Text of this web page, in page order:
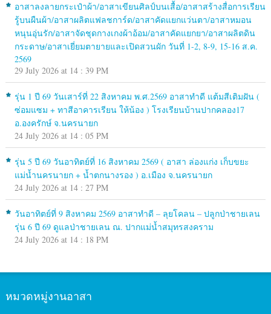
อาสาลงลายกระเป๋าผ้า/อาสาเขียนศิลป์บนเสื้อ/อาสาสร้างสื่อการเรียน
รู้บนผืนผ้า/อาสาผลิตแฟลชการ์ด/อาสาคัดแยกแว่นตา/อาสาหมอน
หนุนอุ่นรัก/อาสาจัดชุดกางเกงผ้าอ้อม/อาสาคัดแยกยา/อาสาผลิตดิน
กระดาษ/อาสาเยี่ยมตายายและเปิดสวนผัก วันที่ 1-2, 8-9, 15-16 ส.ค.
2569
29 July 2026 at 14 : 39 PM
รุ่น 1 ปี 69 วันเสาร์ที่ 22 สิงหาคม พ.ศ.2569 อาสาทำดี แต้มสีเติมฝัน (
ซ่อมแซม + ทาสีอาคารเรียน ให้น้อง ) โรงเรียนบ้านปากคลอง17
อ.องครักษ์ จ.นครนายก
24 July 2026 at 14 : 05 PM
รุ่น 5 ปี 69 วันอาทิตย์ที่ 16 สิงหาคม 2569 ( อาสา ล่องแก่ง เก็บขยะ
แม่น้ำนครนายก + น้ำตกนางรอง ) อ.เมือง จ.นครนายก
24 July 2026 at 14 : 27 PM
วันอาทิตย์ที่ 9 สิงหาคม 2569 อาสาทำดี – ลุยโคลน – ปลูกป่าชายเลน
รุ่น 6 ปี 69 ดูแลป่าชายเลน ณ. ปากแม่น้ำสมุทรสงคราม
24 July 2026 at 14 : 18 PM
หมวดหมู่งานอาสา